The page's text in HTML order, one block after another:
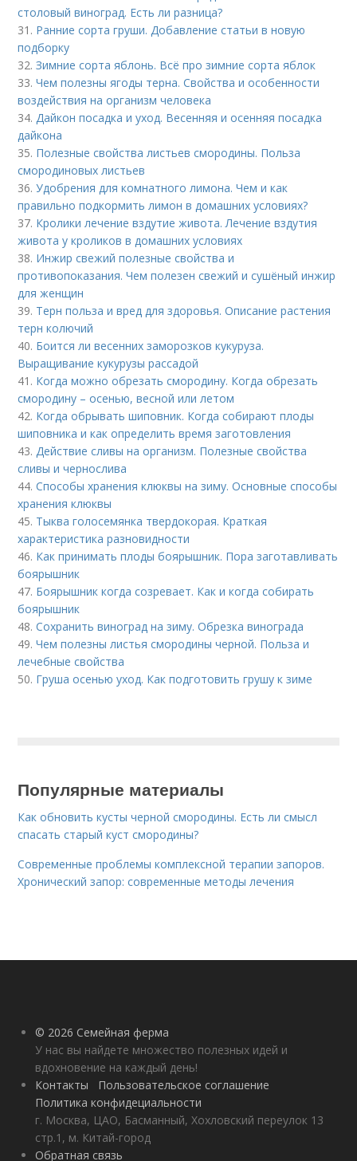
столовый виноград. Есть ли разница?
31. Ранние сорта груши. Добавление статьи в новую
подборку
32.Зимние сорта яблонь. Всё про зимние сорта яблок
33.Чем полезны ягоды терна. Свойства и особенности
воздействия на организм человека
34.Дайкон посадка и уход. Весенняя и осенняя посадка
дайкона
35. Полезные свойства листьев смородины. Польза
смородиновых листьев
36.Удобрения для комнатного лимона. Чем и как
правильно подкормить лимон в домашних условиях?
37. Кролики лечение вздутие живота. Лечение вздутия
живота у кроликов в домашних условиях
38. Инжир свежий полезные свойства и
противопоказания. Чем полезен свежий и сушёный инжир
для женщин
39. Терн польза и вред для здоровья. Описание растения
терн колючий
40. Боится ли весенних заморозков кукуруза.
Выращивание кукурузы рассадой
41. Когда можно обрезать смородину. Когда обрезать
смородину – осенью, весной или летом
42. Когда обрывать шиповник. Когда собирают плоды
шиповника и как определить время заготовления
43.Действие сливы на организм. Полезные свойства
сливы и чернослива
44.Способы хранения клюквы на зиму. Основные способы
хранения клюквы
45. Тыква голосемянка твердокорая. Краткая
характеристика разновидности
46. Как принимать плоды боярышник. Пора заготавливать
боярышник
47. Боярышник когда созревает. Как и когда собирать
боярышник
48.Сохранить виноград на зиму. Обрезка винограда
49.Чем полезны листья смородины черной. Польза и
лечебные свойства
50. Груша осенью уход. Как подготовить грушу к зиме
Популярные материалы
Как обновить кусты черной смородины. Есть ли смысл
спасать старый куст смородины?
Современные проблемы комплексной терапии запоров.
Хронический запор: современные методы лечения
© 2026 Семейная ферма
У нас вы найдете множество полезных идей и
вдохновение на каждый день!
Контакты
Пользовательское соглашение
Политика конфидециальности
г. Москва, ЦАО, Басманный, Хохловский переулок 13
стр.1, м. Китай-город
Обратная связь